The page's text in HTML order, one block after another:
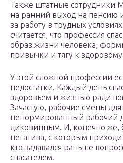
Также штатные сотрудники
на ранний выход на пенсию
за работу в трудных
считается, что профессия
образ жизни человека,
привычки и тягу к
У этой сложной профессии
недостатки. Каждый день
здоровьем и жизнью ради
Зачастую, рабочие смены
ненормированный рабочий
диковинным. И, конечно же,
негатива, с которым
кто задавался раньше
спасателем.